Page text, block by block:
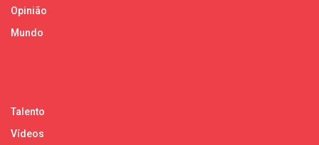
Opinião
Mundo
Talento
Vídeos